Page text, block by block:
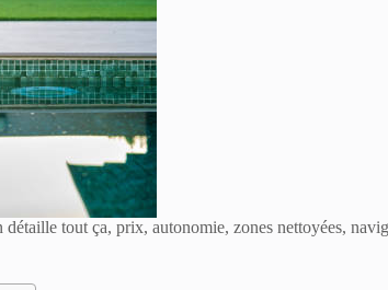
tout ça, prix, autonomie, zones nettoyées,